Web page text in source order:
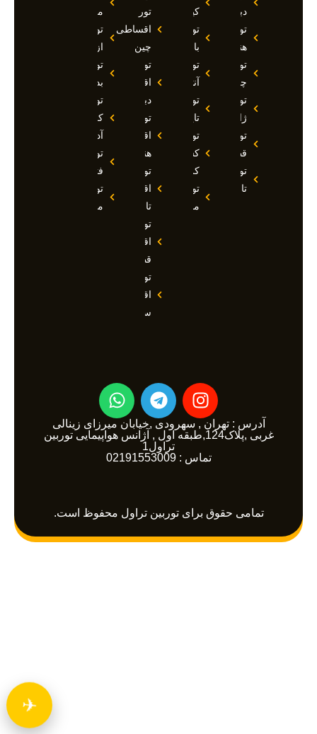
دبی
تور
هند
تور
چین
تور
ژاپن
تور
قطر
تور
تاجیکستان
کیش
تور
بالی
تور
آنتالیا
تور
تایلند
تور
کشتی
کروز
تور
مالدیو
تور
اقساطی
چین
تور
اقساطی
دبی
تور
اقساطی
هند
تور
اقساطی
تاجیکستان
تور
اقساطی
قطر
تور
اقساطی
سوچی
مارماریس
تور
ازمیر
تور
بدروم
تور
کوش
آداسی
تور
فتحیه
تور
مالزی
I
n
s
t
a
a
m
T
e
l
e
g
m
W
h
a
t
s
p
آدرس : تهران , سهرودی ,خیابان میرزای زینالی
غربی ,پلاک124,طبقه اول , آژانس هواپیمایی توربین
تراول1
تماس : 02191553009
تمامی حقوق برای توربین تراول محفوظ است.
✈